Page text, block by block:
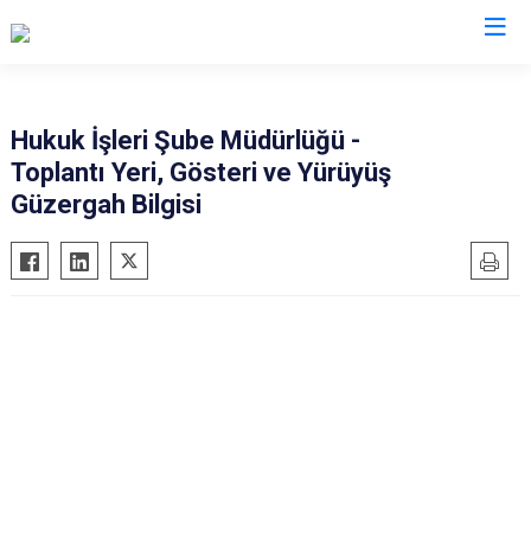
Hukuk İşleri Şube Müdürlüğü -
Toplantı Yeri, Gösteri ve Yürüyüş
Güzergah Bilgisi